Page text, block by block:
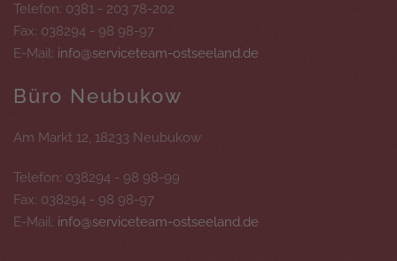
Telefon: 0381 - 203 78-202
Fax: 038294 - 98 98-97
E-Mail: info@serviceteam-ostseeland.de
Büro Neubukow
Am Markt 12, 18233 Neubukow
Telefon: 038294 - 98 98-99
Fax: 038294 - 98 98-97
E-Mail: info@serviceteam-ostseeland.de